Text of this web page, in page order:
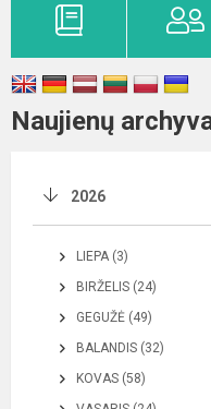
Naujienų
2026
LIEPA (3)
BIRŽELIS (24)
GEGUŽĖ (49)
BALANDIS (32)
KOVAS (58)